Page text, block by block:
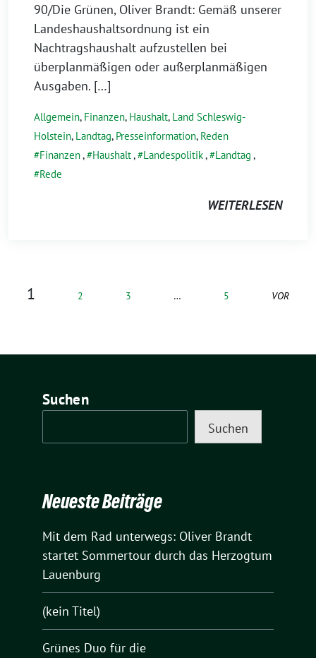
90/Die Grünen, Oliver Brandt: Gemäß unserer
Landeshaushaltsordnung ist ein
Nachtragshaushalt aufzustellen bei
überplanmäßigen oder außerplanmäßigen
Ausgaben. […]
Allgemein, Finanzen, Haushalt, Land Schleswig-
Holstein, Landtag, Presseinformation, Reden
Finanzen, Haushalt, Landespolitik, Landtag ,
Rede
WEITERLESEN
1 2 3 … 5 VOR
Suchen
Suchen
Neueste Beiträge
Mit dem Rad unterwegs: Oliver Brandt
startet Sommertour durch das Herzogtum
Lauenburg
(kein Titel)
Grünes Duo für die